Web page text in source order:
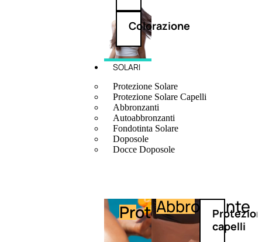
Colorazione
SOLARI
Protezione Solare
Protezione Solare Capelli
Abbronzanti
Autoabbronzanti
Fondotinta Solare
Doposole
Docce Doposole
Protezione
Abbronzante
capelli